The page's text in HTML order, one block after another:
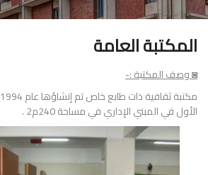
المكتبة العامة
◙ وصف المكتبة :-
الأول في المبني الإداري في مساحة 240م2 .